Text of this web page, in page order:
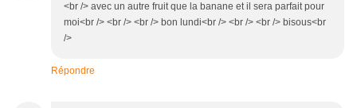
<br /> avec un autre fruit que la banane et il sera parfait pour
moi<br /> <br /> <br /> bon lundi<br /> <br /> <br /> bisous<br
/>
Répondre